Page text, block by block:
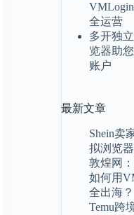
全运营
多开独
览器助
账户
最新文章
Shein卖
拟浏览
敦煌网
如何用
全出海？
Temu跨